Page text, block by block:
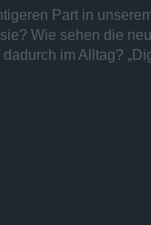
Part in
Wie sehen die
im Alltag?